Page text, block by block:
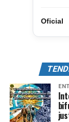
Oficial